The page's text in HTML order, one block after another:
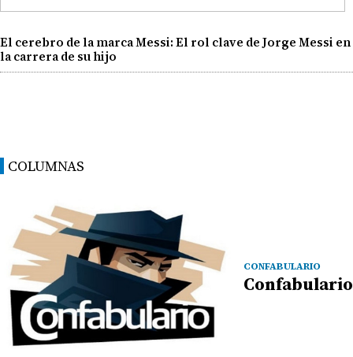
El cerebro de la marca Messi: El rol clave de Jorge Messi en
la carrera de su hijo
COLUMNAS
CONFABULARIO
Confabulario